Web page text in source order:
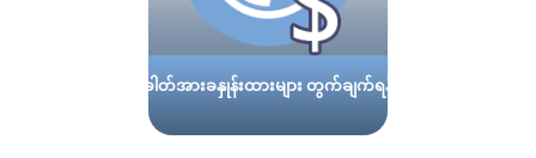
ဓါတ်အားခနှုန်းထားများ တွက်ချက်ရန်